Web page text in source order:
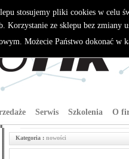
Serwis Szkolenia O
Kategoria : nowości
stosujemy pliki cookies w celu
Korzystanie ze sklepu bez zmiany
Możecie Państwo dokonać w